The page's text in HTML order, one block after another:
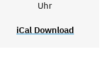
Uhr
iCal Download